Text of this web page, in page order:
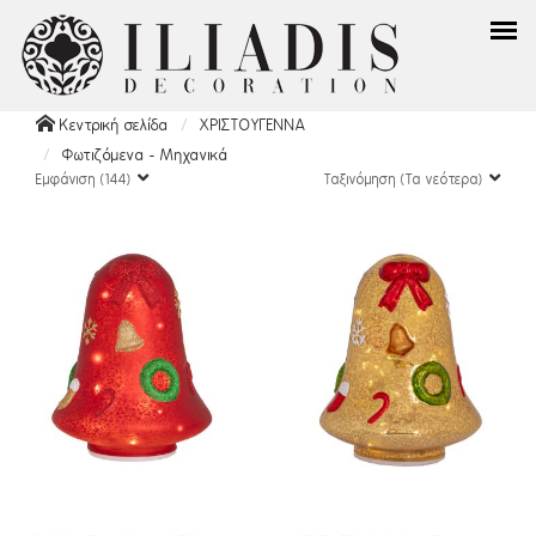
Κεντρική σελίδα
ΧΡΙΣΤΟΥΓΕΝΝΑ
Φωτιζόμενα - Μηχανικά
Γυάλινα Φωτιζόμενα Μπαταρίας
Εμφάνιση (144) Ταξινόμηση (Τα νεότερα)